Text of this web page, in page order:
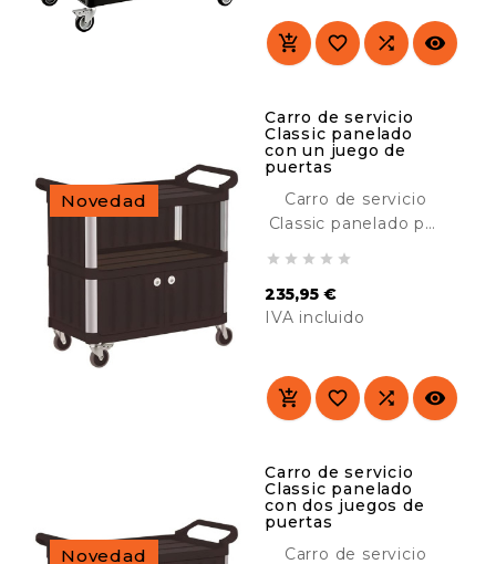
material en hoteles,
hospitales,
industria, etc.
   
Novedad
Carro de servicio
Classic panelado
con un juego de
puertas
Carro de servicio
Classic panelado por
para su uso en
lugares cara al
el transporte de
material en hoteles,
comedores, colegios,
industria, etc.
    
235,95 €
IVA incluido
   
Novedad
Carro de servicio
Classic panelado
con dos juegos de
puertas
Carro de servicio